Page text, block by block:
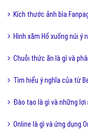
Kích thước ảnh bìa
Hình xăm Hổ xuống núi ý
Chuỗi thức ăn là gì và
Tìm hiểu ý nghĩa của từ
Đào tạo là gì và những
Online là gì và ứng dụng